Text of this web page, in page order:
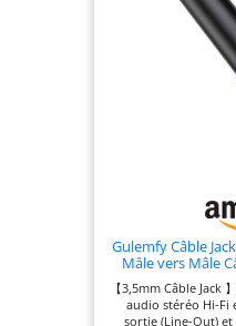
Gulemfy Câble
Mâle vers Mâle
Nylon
Autoradios,
iPad,
【3,5mm Câble Jack
audio stéréo Hi-Fi
sortie (Line-Out)